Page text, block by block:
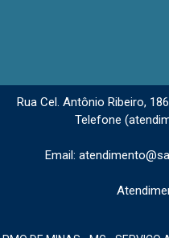
Rua Cel. Antônio Ribeiro,
Telefone
Email: